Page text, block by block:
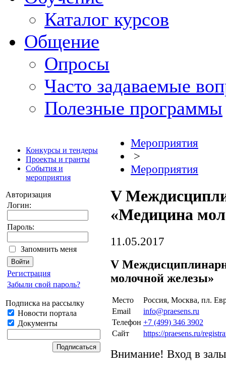
Каталог курсов
Общение
Опросы
Часто задаваемые
Полезные программы
Конкурсы и тендеры
Проекты и гранты
События и
мероприятия
Авторизация
Логин:
Пароль:
Запомнить меня
Регистрация
Забыли свой пароль?
Подписка на рассылку
Новости портала
Документы
Мероприятия
>
Мероприятия
V
«Медицина
11.05.2017
V
молочной железы»
Место
Россия, Москва, пл.
Email
info@praesens.ru
Телефон +7 (499) 346 3902
Сайт
https://praesens.ru/
Внимание! Вход в